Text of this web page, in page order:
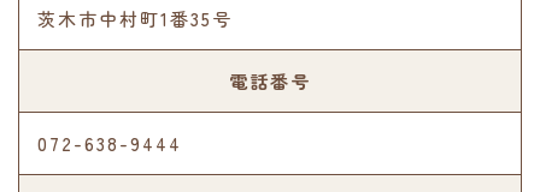
茨木市中村町1番35号
電話番号
072-638-9444